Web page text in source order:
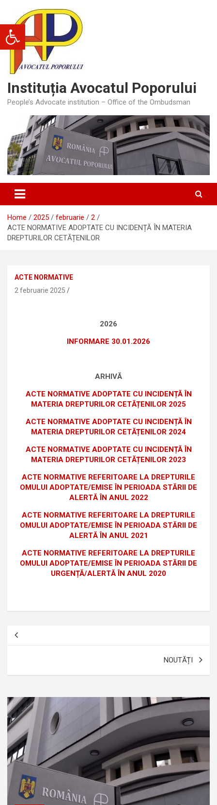
Deschide bara de unelte
content
Instituția Avocatul Poporului
People’s Advocate institution – Office of the Ombudsman
Home 2025 februarie
2
ACTE NORMATIVE ADOPTATE CU INCIDENȚĂ ÎN MATERIA
DREPTURILOR CETĂȚENILOR
ACTE NORMATIVE
2 februarie 2025
2026
INFORMARE 30.01.2026
ARHIVĂ
ACTE NORMATIVE ADOPTATE CU INCIDENȚĂ ÎN
MATERIA DREPTURILOR CETĂȚENILOR 2025
ACTE NORMATIVE ADOPTATE CU INCIDENȚĂ ÎN
MATERIA DREPTURILOR CETĂȚENILOR 2024
ACTE NORMATIVE ADOPTATE CU INCIDENȚĂ ÎN
MATERIA DREPTURILOR CETĂȚENILOR 2023
ACTE NORMATIVE REFERITOARE LA DREPTURILE
OMULUI ADOPTATE/EMISE ÎN PERIOADA STĂRII DE
ALERTĂ ÎN ANUL 2022
ACTE NORMATIVE REFERITOARE LA DREPTURILE
OMULUI ADOPTATE/EMISE ÎN PERIOADA STĂRII DE
ALERTĂ ÎN ANUL 2021
ACTE NORMATIVE REFERITOARE LA DREPTURILE
OMULUI ADOPTATE/EMISE ÎN PERIOADA STĂRII DE
URGENȚĂ/ALERTĂ ÎN ANUL 2020
Navigare
în
NOUTĂȚI